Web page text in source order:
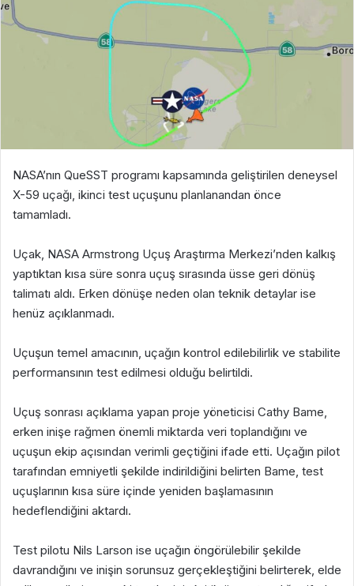
NASA’nın QueSST programı kapsamında geliştirilen deneysel
X-59 uçağı, ikinci test uçuşunu planlanandan önce
tamamladı.
Uçak, NASA Armstrong Uçuş Araştırma Merkezi’nden kalkış
yaptıktan kısa süre sonra uçuş sırasında üsse geri dönüş
talimatı aldı. Erken dönüşe neden olan teknik detaylar ise
henüz açıklanmadı.
Uçuşun temel amacının, uçağın kontrol edilebilirlik ve stabilite
performansının test edilmesi olduğu belirtildi.
Uçuş sonrası açıklama yapan proje yöneticisi Cathy Bame,
erken inişe rağmen önemli miktarda veri toplandığını ve
uçuşun ekip açısından verimli geçtiğini ifade etti. Uçağın pilot
tarafından emniyetli şekilde indirildiğini belirten Bame, test
uçuşlarının kısa süre içinde yeniden başlamasının
hedeflendiğini aktardı.
Test pilotu Nils Larson ise uçağın öngörülebilir şekilde
davrandığını ve inişin sorunsuz gerçekleştiğini belirterek, elde